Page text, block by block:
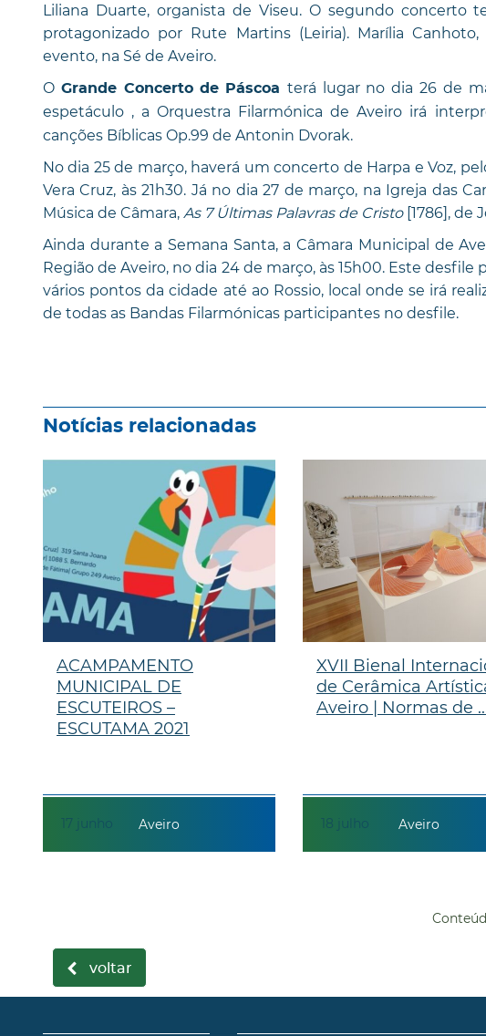
Liliana Duarte, organista de Viseu. O segundo concerto
protagonizado por Rute Martins (Leiria). Marília
evento, na Sé de Aveiro.
O Grande Concerto de Páscoa terá lugar no dia 26 de
espetáculo , a Orquestra Filarmónica de Aveiro irá
canções Bíblicas Op.99 de Antonin Dvorak.
No dia 25 de março, haverá um concerto de Harpa e Voz,
Vera Cruz, às 21h30. Já no dia 27 de março, na Igreja das
Música de Câmara, As 7 Últimas Palavras de Cristo [1786], de
Ainda durante a Semana Santa, a Câmara Municipal de
Região de Aveiro, no dia 24 de março, às 15h00. Este
vários pontos da cidade até ao Rossio, local onde se irá
de todas as Bandas Filarmónicas participantes no desfile.
Notícias relacionadas
17 junho
ACAMPAMENTO
MUNICIPAL DE
ESCUTEIROS –
ESCUTAMA 2021
Aveiro 18 julho
XVII Bienal
de Cerâmica
Aveiro | Normas de
Aveiro
voltar